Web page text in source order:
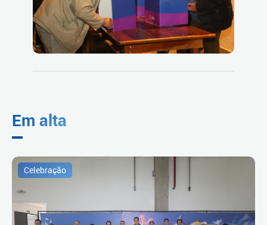
Em alta
Celebração